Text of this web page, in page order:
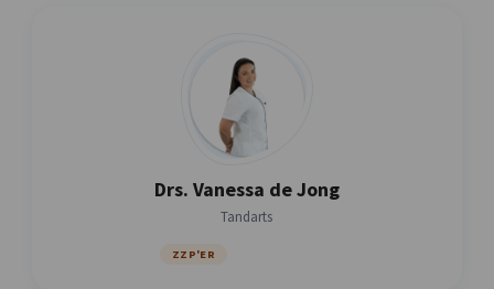
Drs. Vanessa de Jong
Tandarts
ZZP'ER